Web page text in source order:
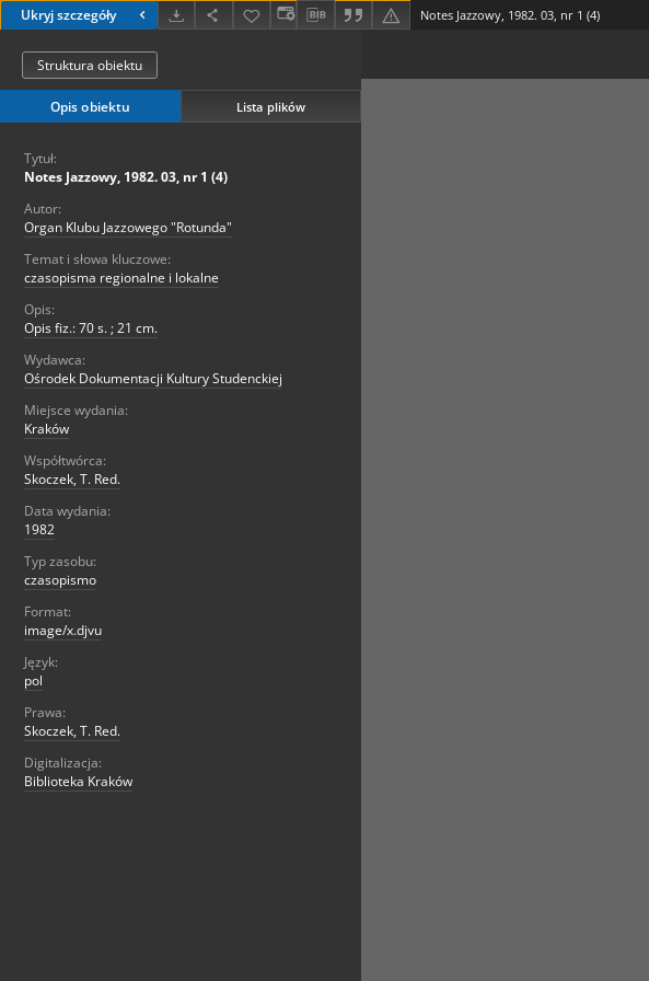
Ukryj szczegóły Notes Jazzowy, 1982. 03, nr 1 (4)
Struktura obiektu
Opis obiektu Lista plików
Tytuł:
Notes Jazzowy, 1982. 03, nr 1 (4)
Autor:
Organ Klubu Jazzowego "Rotunda"
Temat i słowa kluczowe:
czasopisma regionalne i lokalne
Opis:
Opis fiz.: 70 s. ; 21 cm.
Wydawca:
Ośrodek Dokumentacji Kultury Studenckiej
Miejsce wydania:
Kraków
Współtwórca:
Skoczek, T. Red.
Data wydania:
1982
Typ zasobu:
czasopismo
Format:
image/x.djvu
Język:
pol
Prawa:
Skoczek, T. Red.
Digitalizacja:
Biblioteka Kraków